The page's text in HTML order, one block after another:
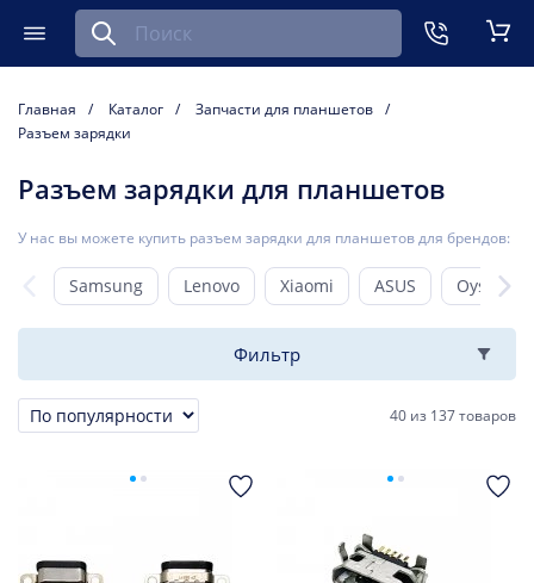
Меню
Найти запчасть для мобильного устройства
Главная Каталог
Запчасти для планшетов
Разъем зарядки
Разъем зарядки для планшетов
У нас вы можете купить разъем зарядки для планшетов для брендов:
Samsung Lenovo Xiaomi ASUS Oysters
Фильтр
Сортировка 40 из 137 товаров